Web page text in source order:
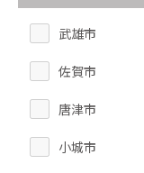
武雄市
佐賀市
唐津市
小城市